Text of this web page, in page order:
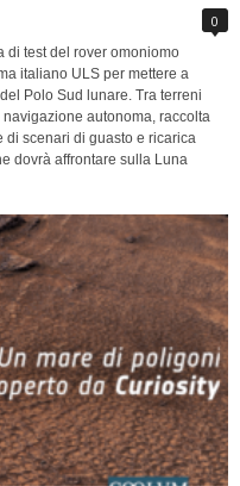
0
di test del rover omoniomo
italiano ULS per mettere a
Polo Sud lunare. Tra terreni
autonoma, raccolta
scenari di guasto e ricarica
dovrà affrontare sulla Luna